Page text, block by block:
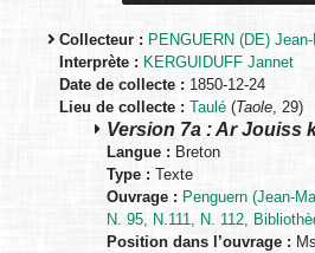
Collecteur : PENGUERN (DE)
Interprète : KERGUIDUFF Jannet
Date de collecte : 1850-12-24
Lieu de collecte : Taulé (Taole, 29)
Version 7a : Ar Jouiss
Langue : Breton
Type : Texte
Ouvrage : Penguern (Jean-
N. 95, N.111, N. 112,
Position dans l’ouvrage :